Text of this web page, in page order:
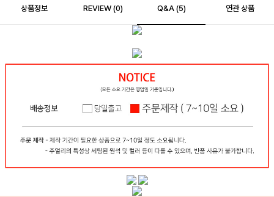
상품정보 REVIEW (0) Q&A (5) 연관 상품